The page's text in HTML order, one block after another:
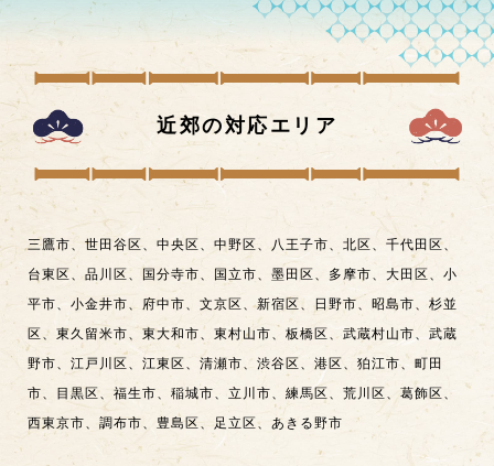
近郊の対応エリア
三鷹市、 世田谷区 、 中央区 、 中野区 、 八王子市、 北区 、 千代田区、
台東区 、品川区 、 国分寺市、 国立市、 墨田区 、 多摩市、 大田区 、 小
平市、 小金井市、 府中市、 文京区 、新宿区 、 日野市、 昭島市、 杉並
区 、 東久留米市、 東大和市、 東村山市、 板橋区 、 武蔵村山市、 武蔵
野市、 江戸川区 、 江東区 、 清瀬市、 渋谷区 、 港区 、 狛江市、 町田
市、 目黒区、 福生市、 稲城市、 立川市、 練馬区 、 荒川区 、 葛飾区 、
西東京市、 調布市、 豊島区 、 足立区 、 あきる野市